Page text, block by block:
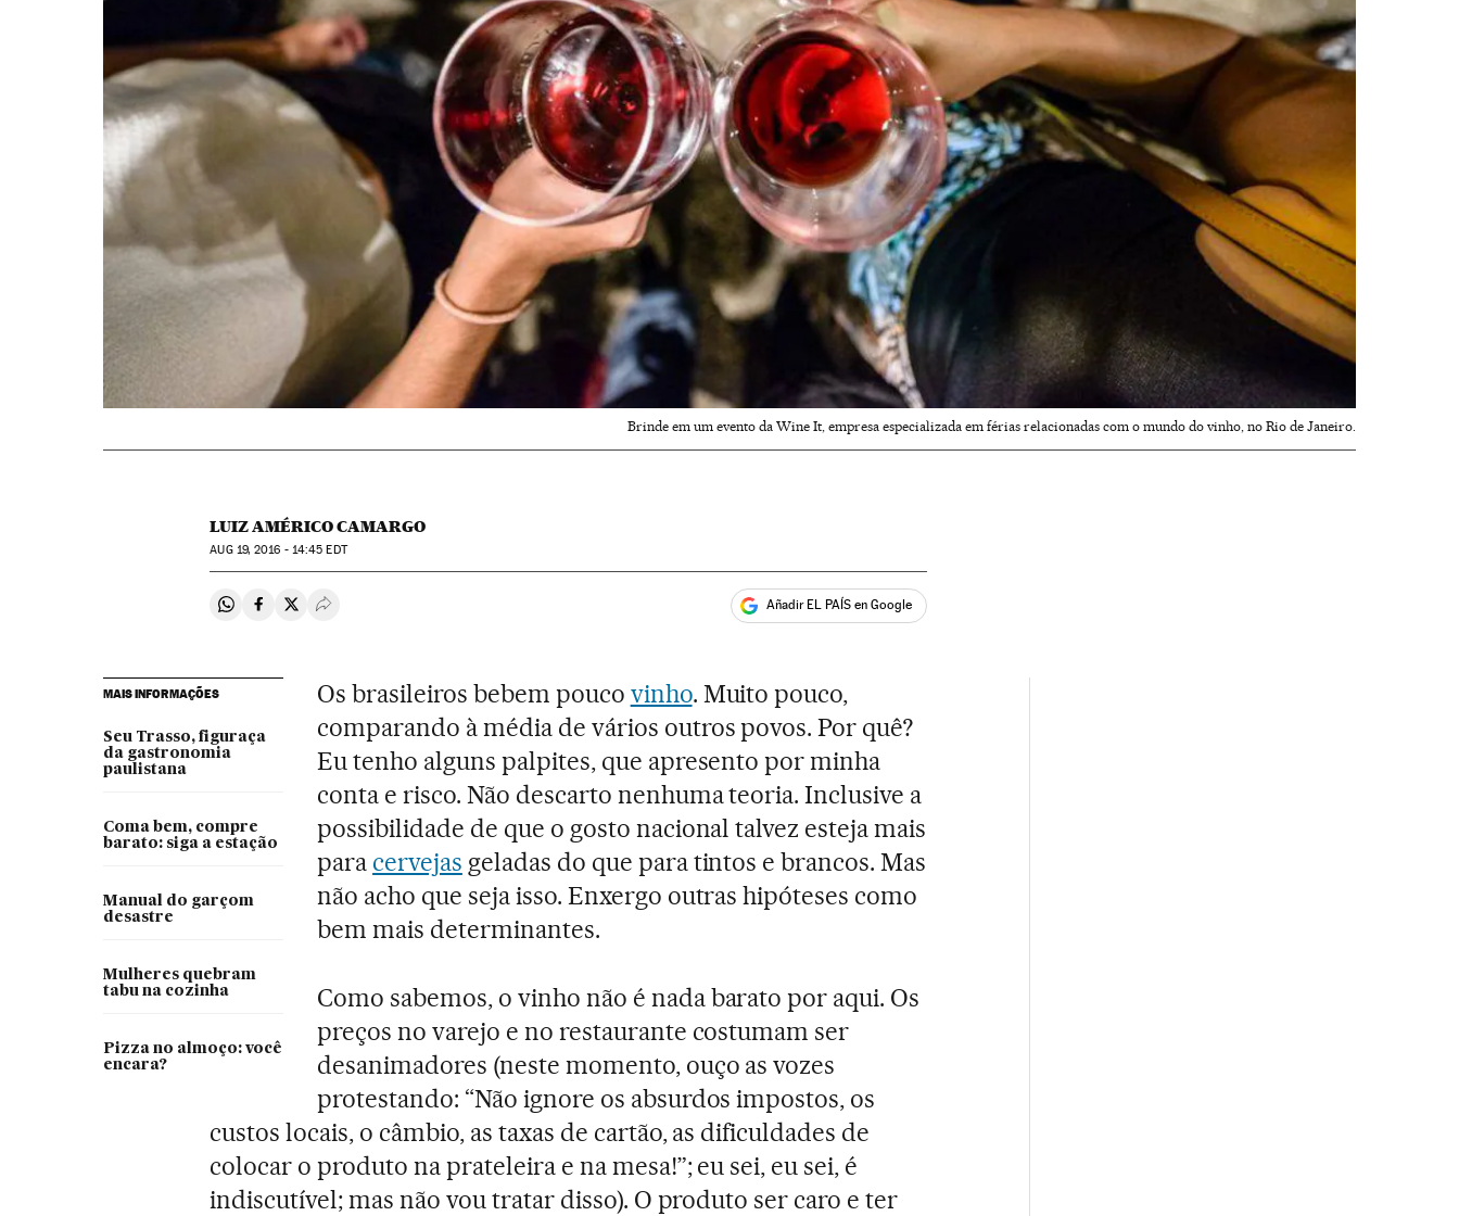
Brinde em um evento da Wine It, empresa especializada em férias relacionadas com o mundo do vinho, no Rio de Janeiro.
LUIZ AMÉRICO CAMARGO
AUG19, 2016 - 14:45 EDT
Compartir en Whatsapp
Compartir en Facebook
Compartir en Twitter
Desplegar Redes Sociales Añadir EL PAÍS en Google
MAIS INFORMAÇÕES
Seu Trasso, figuraça
da gastronomia
paulistana
Coma bem, compre
barato: siga a estação
Manual do garçom
desastre
Mulheres quebram
tabu na cozinha
Pizza no almoço: você
encara?
Os brasileiros bebem pouco vinho. Muito pouco,
comparando à média de vários outros povos. Por quê?
Eu tenho alguns palpites, que apresento por minha
conta e risco. Não descarto nenhuma teoria. Inclusive a
possibilidade de que o gosto nacional talvez esteja mais
para cervejas geladas do que para tintos e brancos. Mas
não acho que seja isso. Enxergo outras hipóteses como
bem mais determinantes.
Como sabemos, o vinho não é nada barato por aqui. Os
preços no varejo e no restaurante costumam ser
desanimadores (neste momento, ouço as vozes
protestando: “Não ignore os absurdos impostos, os
custos locais, o câmbio, as taxas de cartão, as dificuldades de
colocar o produto na prateleira e na mesa!”; eu sei, eu sei, é
indiscutível; mas não vou tratar disso). O produto ser caro e ter